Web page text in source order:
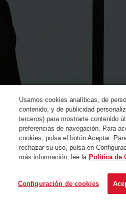
Usamos cookies analíticas, de
contenido, y de publicidad
terceros) para mostrarte contenido
preferencias de navegación. Para
cookies, pulsa el botón Aceptar.
rechazar su uso, pulsa en
más información, lee la Política de
Configuración de cookies